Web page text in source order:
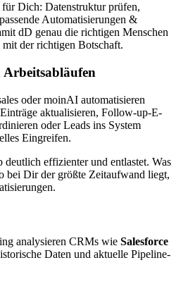
Dich: Datenstruktur prüfen,
Automatisierungen &
dD genau die richtigen Menschen
der richtigen Botschaft.
oder moinAI automatisieren
aktualisieren, Follow-up-E-
oder Leads ins System
Eingreifen.
effizienter und entlastet. Was
bei Dir der größte Zeitaufwand liegt,
analysieren CRMs wie Salesforce
Daten und aktuelle Pipeline-